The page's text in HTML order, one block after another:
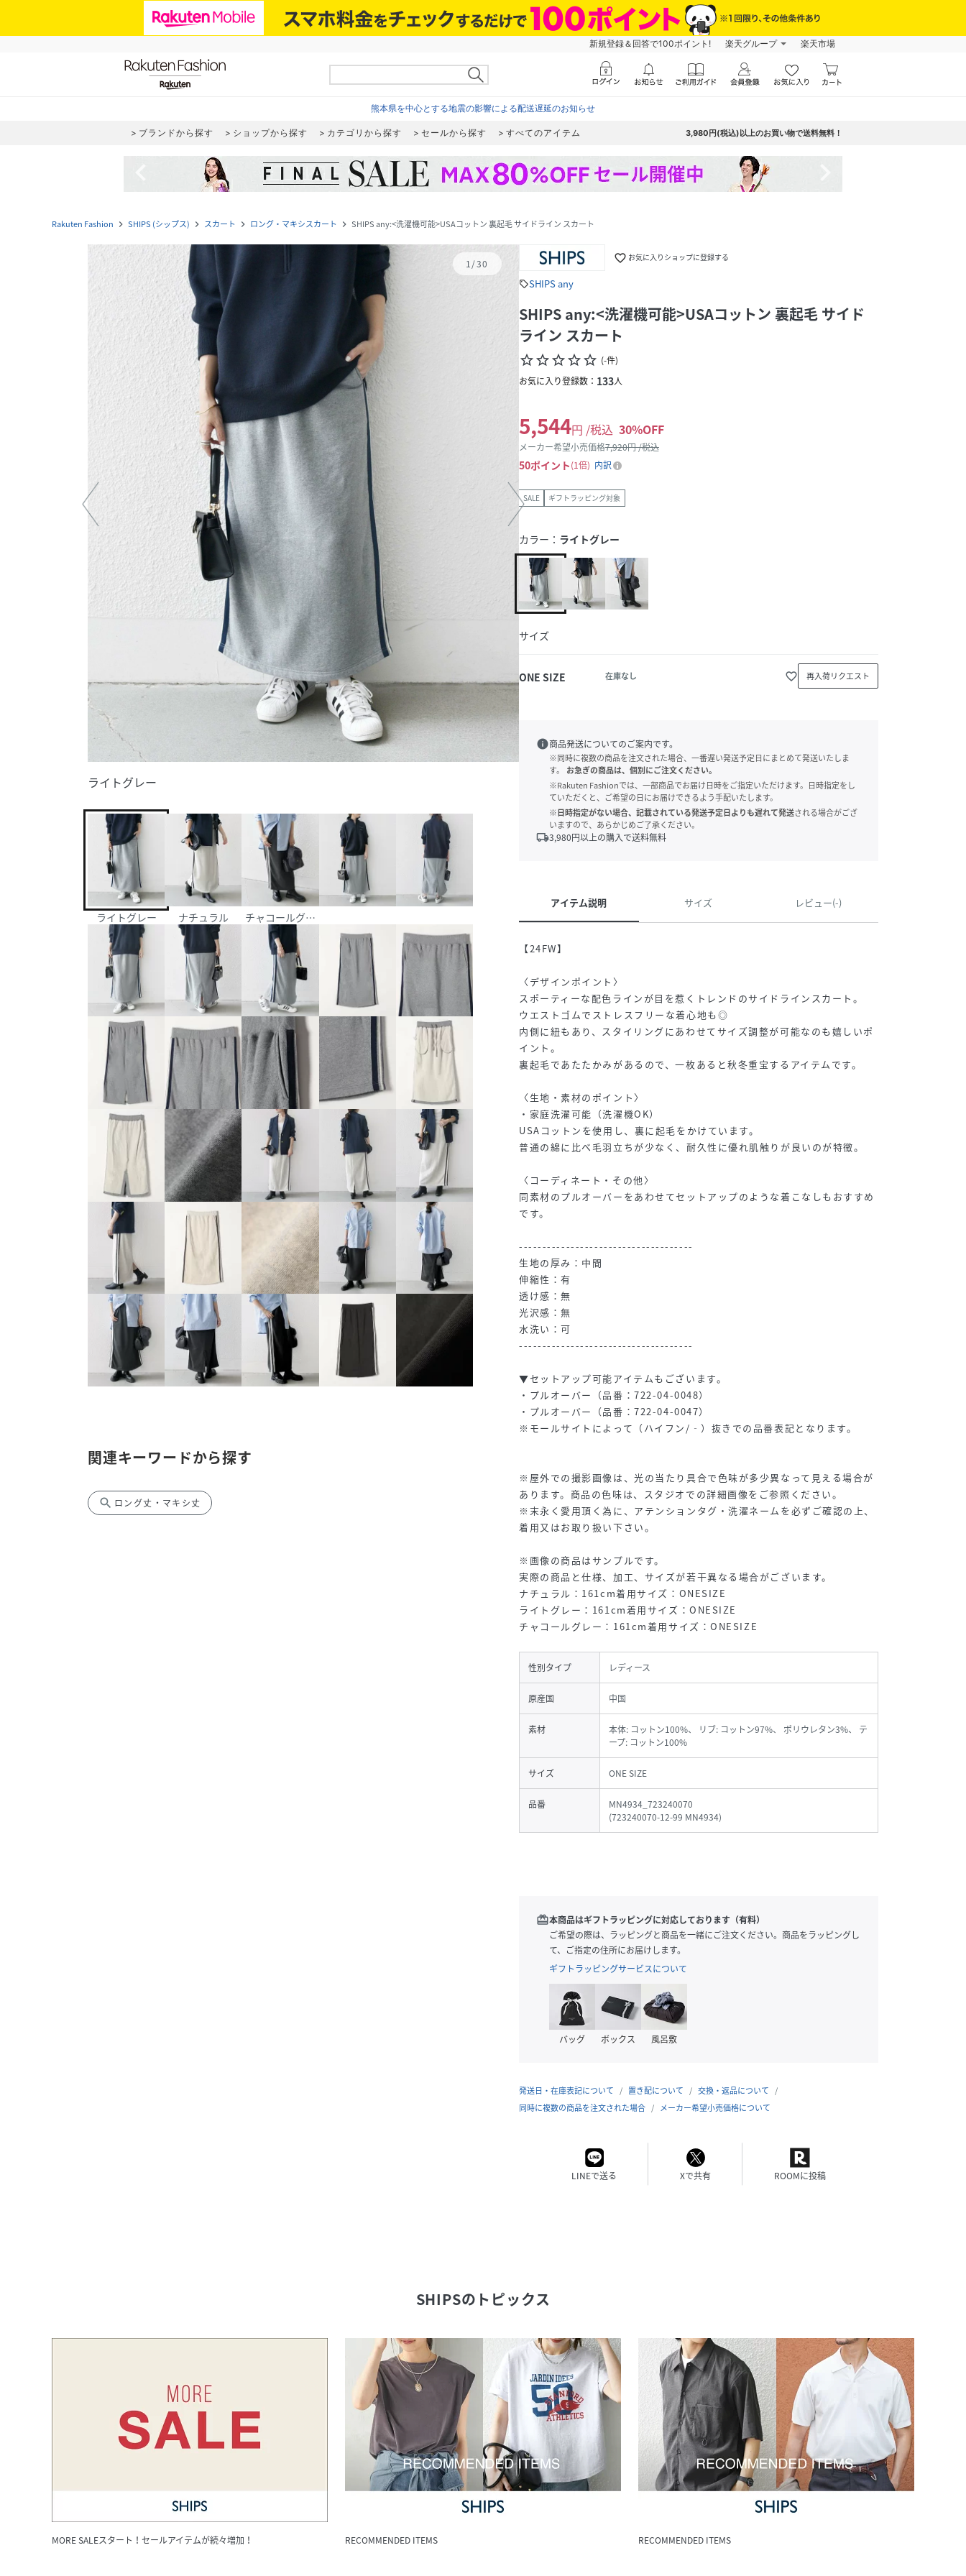
新規登録＆回答で100ポイント! 楽天グループ 楽天市場
熊本県を中心とする地震の影響による配送遅延のお知らせ
ブランドから探す ショップから探す カテゴリから探す セールから探す すべてのアイテム 3,980円(税込)以上のお買い物で送料無料！
Rakuten Fashion navigate_next SHIPS (シップス) navigate_next スカート navigate_next ロング・マキシスカート navigate_next SHIPS any:<洗濯機可能>USAコットン 裏起毛 サイドライン スカート
1/30
ライトグレー
ライトグレー ナチュラル チャコールグレー
関連キーワードから探す
search ロング丈・マキシ丈
favorite_border お気に入りショップに登録する
sellSHIPS any
SHIPS any:<洗濯機可能>USAコットン 裏起毛 サイド
ライン スカート
star_borderstar_borderstar_borderstar_borderstar_border (-件)
お気に入り登録数： 133人
5,544円 /税込 30%OFF
メーカー希望小売価格7,920円 /税込
50ポイント 1倍 内訳
SALE ギフトラッピング対象
カラー： ライトグレー
サイズ
ONE SIZE 在庫なし favorite_border 再入荷リクエスト
info商品発送についてのご案内です。
※同時に複数の商品を注文された場合、一番遅い発送予定日にまとめて発送いたしま
す。
お急ぎの商品は、個別にご注文ください。
※Rakuten Fashionでは、一部商品でお届け日時をご指定いただけます。日時指定をし
ていただくと、ご希望の日にお届けできるよう手配いたします。
※日時指定がない場合、記載されている発送予定日よりも遅れて発送される場合がござ
いますので、あらかじめご了承ください。
local_shipping3,980円以上の購入で送料無料
アイテム説明 サイズ レビュー(-)
【24FW】
〈デザインポイント〉
スポーティーな配色ラインが目を惹くトレンドのサイドラインスカート。
ウエストゴムでストレスフリーな着心地も◎
内側に紐もあり、スタイリングにあわせてサイズ調整が可能なのも嬉しいポ
イント。
裏起毛であたたかみがあるので、一枚あると秋冬重宝するアイテムです。
〈生地・素材のポイント〉
・家庭洗濯可能（洗濯機OK）
USAコットンを使用し、裏に起毛をかけています。
普通の綿に比べ毛羽立ちが少なく、耐久性に優れ肌触りが良いのが特徴。
〈コーディネート・その他〉
同素材のプルオーバーをあわせてセットアップのような着こなしもおすすめ
です。
-------------------------------------
生地の厚み：中間
伸縮性：有
透け感：無
光沢感：無
水洗い：可
-------------------------------------
▼セットアップ可能アイテムもございます。
・プルオーバー（品番：722-04-0048）
・プルオーバー（品番：722-04-0047）
※モールサイトによって（ハイフン/‐）抜きでの品番表記となります。
※屋外での撮影画像は、光の当たり具合で色味が多少異なって見える場合が
あります。商品の色味は、スタジオでの詳細画像をご参照ください。
※末永く愛用頂く為に、アテンションタグ・洗濯ネームを必ずご確認の上、
着用又はお取り扱い下さい。
※画像の商品はサンプルです。
実際の商品と仕様、加工、サイズが若干異なる場合がございます。
ナチュラル：161cm着用サイズ：ONESIZE
ライトグレー：161cm着用サイズ：ONESIZE
チャコールグレー：161cm着用サイズ：ONESIZE
性別タイプ レディース
原産国 中国
素材
本体: コットン100%、 リブ: コットン97%、 ポリウレタン3%、 テ
ープ: コットン100%
サイズ ONE SIZE
品番
MN4934_723240070
(723240070-12-99 MN4934)
redeem本商品はギフトラッピングに対応しております（有料）
ご希望の際は、ラッピングと商品を一緒にご注文ください。商品をラッピングし
て、ご指定の住所にお届けします。
ギフトラッピングサービスについて
バッグ ボックス 風呂敷
発送日・在庫表記について 置き配について
交換・返品について
同時に複数の商品を注文された場合
メーカー希望小売価格について
LINEで送る Xで共有 ROOMに投稿
SHIPSのトピックス
MORE SALEスタート！セールアイテムが続々増加！ RECOMMENDED ITEMS RECOMMENDED ITEMS